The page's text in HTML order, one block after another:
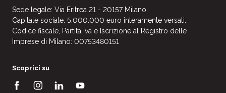
Sede legale: Via Eritrea 21 - 20157 Milano.
Capitale sociale: 5.000.000 euro interamente versati.
Codice fiscale, Partita Iva e Iscrizione al Registro delle
Imprese di Milano: 00753480151
Scoprici su